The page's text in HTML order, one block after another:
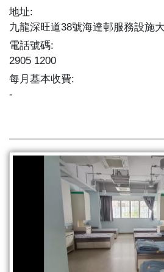
地址:
九龍深旺道38號海達邨服務設施
電話號碼:
2905 1200
每月基本收費:
-